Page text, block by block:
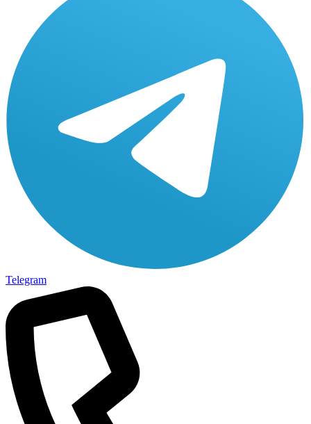
Telegram